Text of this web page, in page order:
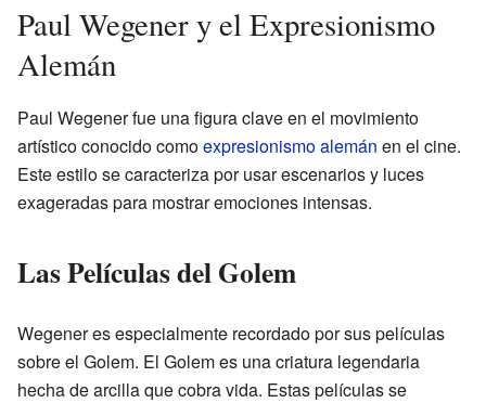
Paul Wegener y el Expresionismo
Alemán
Paul Wegener fue una figura clave en el movimiento
artístico conocido comoexpresionismo alemán en el cine.
Este estilo se caracteriza por usar escenarios y luces
exageradas para mostrar emociones intensas.
Las Películas del Golem
Wegener es especialmente recordado por sus películas
sobre el Golem. El Golem es una criatura legendaria
hecha de arcilla que cobra vida. Estas películas se